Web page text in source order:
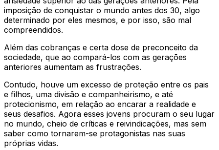
imposição de conquistar o mundo antes dos 30, algo
determinado por eles mesmos, e por isso, são mal
compreendidos.
Além das cobranças e certa dose de preconceito da
sociedade, que ao compará-los com as gerações
anteriores aumentam as frustrações.
Contudo, houve um excesso de proteção entre os pais
e filhos, uma divisão e companheirismo, e até
protecionismo, em relação ao encarar a realidade e
seus desafios. Agora esses jovens procuram o seu lugar
no mundo, cheio de críticas e reivindicações, mas sem
saber como tornarem-se protagonistas nas suas
próprias vidas.